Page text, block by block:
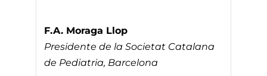
F.A. Moraga Llop
Presidente de la Societat Catalana
de Pediatria, Barcelona